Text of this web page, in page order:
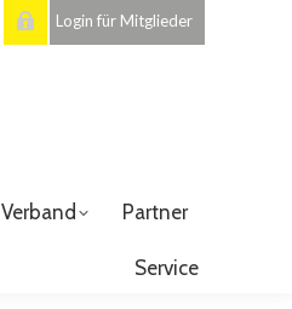
Login für Mitglieder
Verband Partner
Service